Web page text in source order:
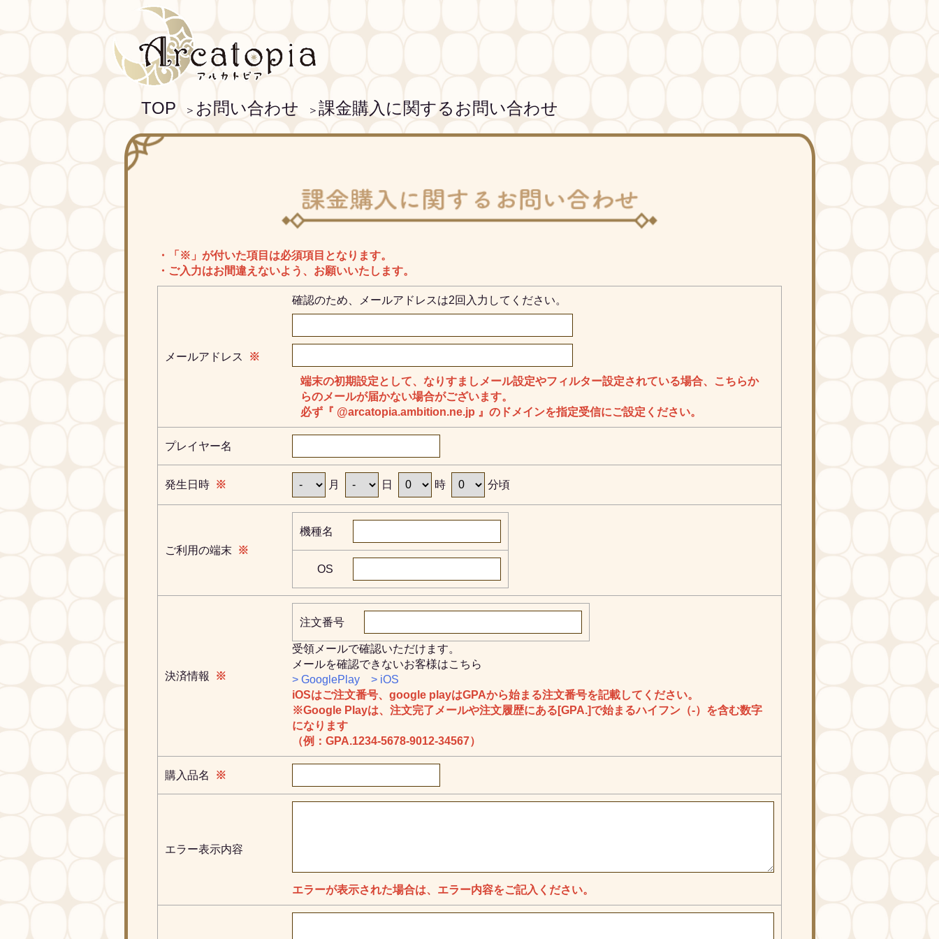
TOP ＞ お問い合わせ ＞ 課金購入に関するお問い合わせ
・「※」が付いた項目は必須項目となります。
・ご入力はお間違えないよう、お願いいたします。
メールアドレス ※
確認のため、メールアドレスは2回入力してください。
端末の初期設定として、なりすましメール設定やフィルター設定されている場合、こちらか
らのメールが届かない場合がございます。
必ず『 @arcatopia.ambition.ne.jp 』のドメインを指定受信にご設定ください。
プレイヤー名
発生日時※ 月 日 時 分頃
ご利用の端末 ※
機種名
OS
決済情報 ※
注文番号
受領メールで確認いただけます。
メールを確認できないお客様はこちら
> GooglePlay
> iOS
iOSはご注文番号、google playはGPAから始まる注文番号を記載してください。
※Google Playは、注文完了メールや注文履歴にある[GPA.]で始まるハイフン（-）を含む数字
になります
（例：GPA.1234-5678-9012-34567）
購入品名 ※
エラー表示内容
エラーが表示された場合は、エラー内容をご記入ください。